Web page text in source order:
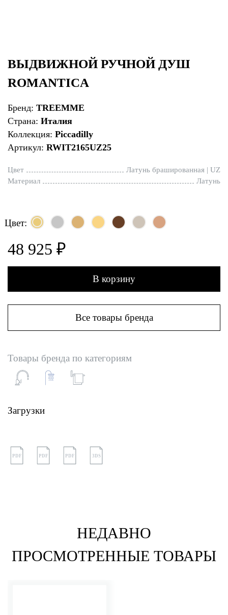
ВЫДВИЖНОЙ РУЧНОЙ ДУШ
ROMANTICA
Бренд: TREEMME
Страна: Италия
Коллекция: Piccadilly
Артикул: RWIT2165UZ25
Цвет
Латунь брашированная | UZ
Материал
Латунь
Цвет:
48 925 ₽
В корзину
Все товары бренда
Товары бренда по категориям
Загрузки
PDF PDF PDF 3DS
НЕДАВНО
ПРОСМОТРЕННЫЕ ТОВАРЫ